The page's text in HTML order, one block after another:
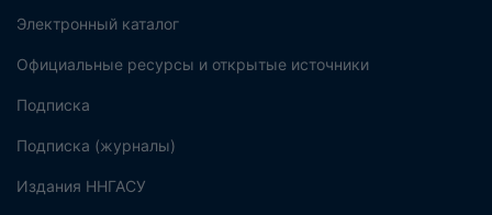
Электронный каталог
Официальные ресурсы и открытые источники
Подписка
Подписка (журналы)
Издания ННГАСУ